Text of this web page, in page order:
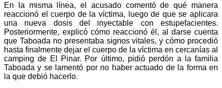
En la misma línea, el acusado comentó de qué manera
reaccionó el cuerpo de la víctima, luego de que se aplicara
una nueva dosis del inyectable con estupefacientes.
Posteriormente, explicó cómo reaccionó él, al darse cuenta
que Taboada no presentaba signos vitales, y cómo procedió
hasta finalmente dejar el cuerpo de la víctima en cercanías al
camping de El Pinar. Por último, pidió perdón a la familia
Taboada y se lamentó por no haber actuado de la forma en
la que debió hacerlo.